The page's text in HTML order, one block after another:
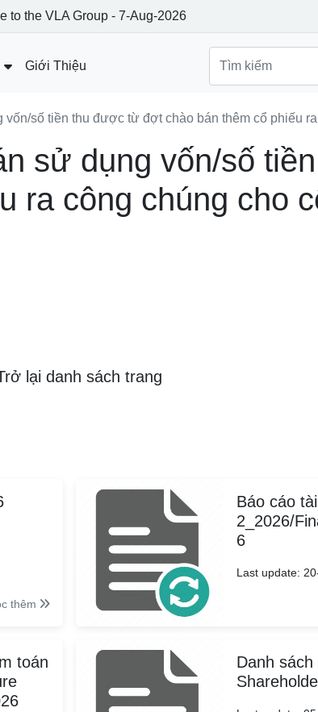
to the VLA Group - 7-Aug-2026
Giới Thiệu
số tiền thu được từ đợt chào bán thêm cổ phiếu
sử dụng vốn/số
ra công chúng cho
lại danh sách trang
thêm
Báo cáo
2_2026/
6
Last update:
toán
Danh